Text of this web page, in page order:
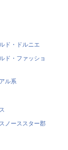
ド・ドルニエ
ド・ファッショ
ル系
ノーススター郡